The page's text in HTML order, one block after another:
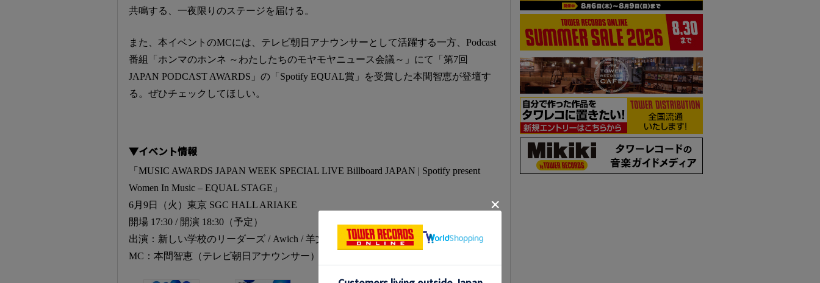
共鳴する、一夜限りのステージを届ける。
また、本イベントのMCには、テレビ朝日アナウンサーとして活躍する一方、Podcast
番組「ホンマのホンネ ～わたしたちのモヤモヤニュース会議～」にて「第7回
JAPAN PODCAST AWARDS」の「Spotify EQUAL賞」を受賞した本間智恵が登壇す
る。ぜひチェックしてほしい。
▼イベント情報
「MUSIC AWARDS JAPAN WEEK SPECIAL LIVE Billboard JAPAN | Spotify present
Women In Music – EQUAL STAGE」
6月9日（火）東京 SGC HALL ARIAKE
開場 17:30 / 開演 18:30（予定）
出演：新しい学校のリーダーズ / Awich / 羊文学 / LANA（※五十音順）
MC：本間智恵（テレビ朝日アナウンサー）